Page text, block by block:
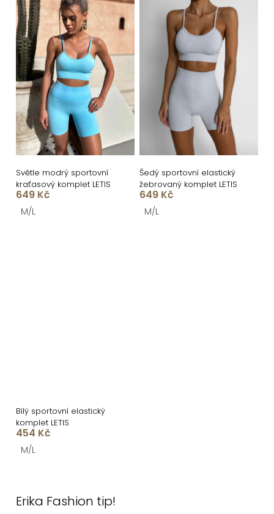
Světle modrý sportovní
kraťasový komplet LETIS
649 Kč
M/L
Šedý sportovní elastický
žebrovaný komplet LETIS
649 Kč
M/L
Bílý sportovní elastický
komplet LETIS
454 Kč
M/L
Erika Fashion tip!